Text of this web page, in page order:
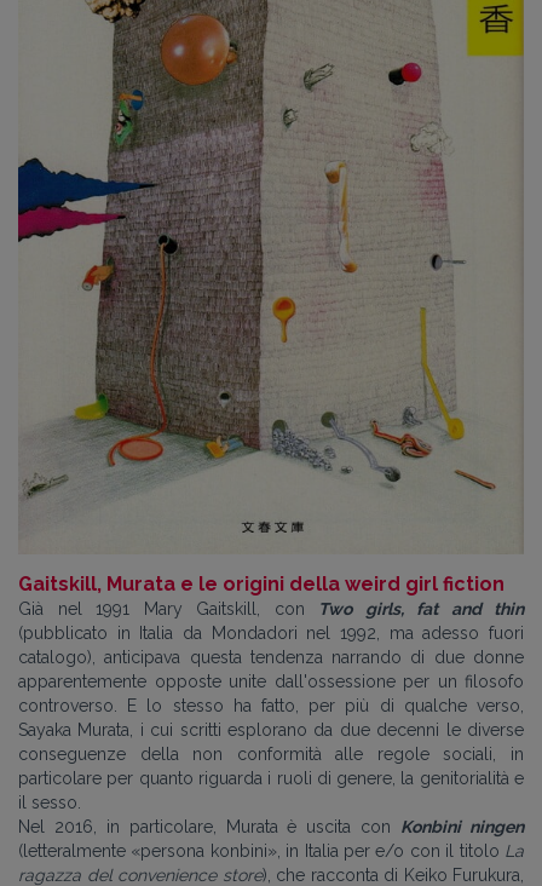
Gaitskill, Murata e le origini della weird girl fiction
Già nel 1991 Mary Gaitskill, con
Two girls, fat and thin
(pubblicato in Italia da Mondadori nel 1992, ma adesso fuori
catalogo), anticipava questa tendenza narrando di due donne
apparentemente opposte unite dall'ossessione per un filosofo
controverso. E lo stesso ha fatto, per più di qualche verso,
Sayaka Murata, i cui scritti esplorano da due decenni le diverse
conseguenze della non conformità alle regole sociali, in
particolare per quanto riguarda i ruoli di genere, la genitorialità e
il sesso.
Nel 2016, in particolare, Murata è uscita con Konbini ningen
(letteralmente «persona konbini», in Italia per e/o con il titolo La
ragazza del convenience store), che racconta di Keiko Furukura,